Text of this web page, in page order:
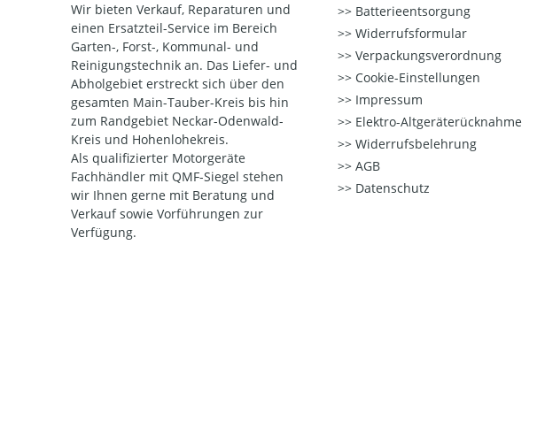
Wir bieten Verkauf, Reparaturen und
einen Ersatzteil-Service im Bereich
Garten-, Forst-, Kommunal- und
Reinigungstechnik an. Das Liefer- und
Abholgebiet erstreckt sich über den
gesamten Main-Tauber-Kreis bis hin
zum Randgebiet Neckar-Odenwald-
Kreis und Hohenlohekreis.
Als qualifizierter Motorgeräte
Fachhändler mit QMF-Siegel stehen
wir Ihnen gerne mit Beratung und
Verkauf sowie Vorführungen zur
Verfügung.
Batterieentsorgung
Widerrufsformular
Verpackungsverordnung
Cookie-Einstellungen
Impressum
Elektro-Altgeräterücknahme
Widerrufsbelehrung
AGB
Datenschutz